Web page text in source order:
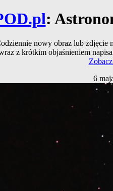
:
nowy obraz lub zdjęcie
z krótkim objaśnieniem
6